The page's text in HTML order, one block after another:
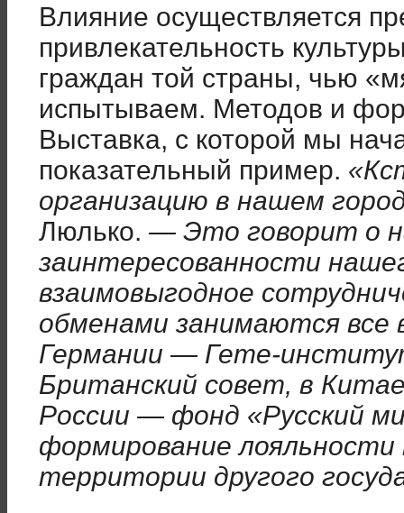
Влияние осуществляется
привлекательность
граждан той страны, чью
испытываем. Методов и
Выставка, с которой мы
показательный пример.
организацию в нашем
Люлько. — Это говорит о
заинтересованности
взаимовыгодное
обменами занимаются
Германии — Гете-
Британский совет, в
России — фонд «Русский
формирование лояльности
территории другого